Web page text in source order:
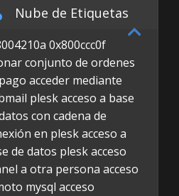
Nube de Etiquetas
0x800ccc0f
conjunto de ordenes
acceder mediante
pleskacceso a base
con cadena de
en pleskacceso a
de datos pleskacceso
a otra persona acceso
mysql acceso